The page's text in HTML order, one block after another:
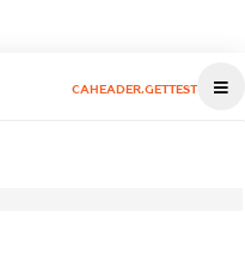
CAHEADER.GETTEST